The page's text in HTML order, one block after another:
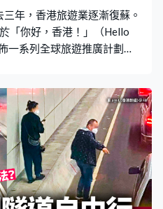
年，香港旅遊業逐漸復蘇。
「你好，香港！」（Hello
一系列全球旅遊推廣計劃，
票。那麼免費機票幾時派
下文了解詳情。 🇯🇵東京住
介 新開幕／溫泉旅館／滑
店👍🏻全部新裝修，更加有
間河口湖溫泉酒店👍🏻房內泡
3.1起派50萬張機票 特首
」（Hello Hong Kong）啓動